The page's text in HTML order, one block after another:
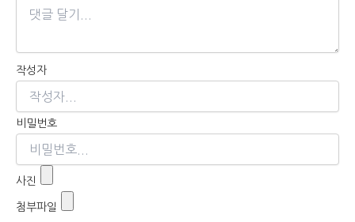
작성자
비밀번호
사진
첨부파일